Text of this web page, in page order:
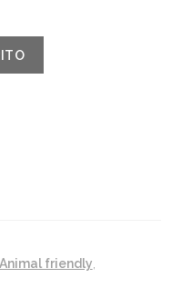
Animal friendly